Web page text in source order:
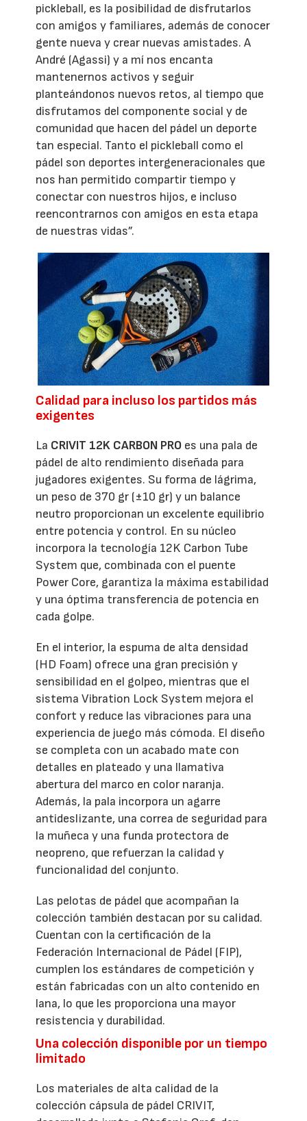
pickleball, es la posibilidad de disfrutarlos
con amigos y familiares, además de conocer
gente nueva y crear nuevas amistades. A
André (Agassi) y a mí nos encanta
mantenernos activos y seguir
planteándonos nuevos retos, al tiempo que
disfrutamos del componente social y de
comunidad que hacen del pádel un deporte
tan especial. Tanto el pickleball como el
pádel son deportes intergeneracionales que
nos han permitido compartir tiempo y
conectar con nuestros hijos, e incluso
reencontrarnos con amigos en esta etapa
de nuestras vidas”.
Calidad para incluso los partidos más
exigentes
La CRIVIT 12K CARBON PRO es una pala de
pádel de alto rendimiento diseñada para
jugadores exigentes. Su forma de lágrima,
un peso de 370 gr (±10 gr) y un balance
neutro proporcionan un excelente equilibrio
entre potencia y control. En su núcleo
incorpora la tecnología 12K Carbon Tube
System que, combinada con el puente
Power Core, garantiza la máxima estabilidad
y una óptima transferencia de potencia en
cada golpe.
En el interior, la espuma de alta densidad
(HD Foam) ofrece una gran precisión y
sensibilidad en el golpeo, mientras que el
sistema Vibration Lock System mejora el
confort y reduce las vibraciones para una
experiencia de juego más cómoda. El diseño
se completa con un acabado mate con
detalles en plateado y una llamativa
abertura del marco en color naranja.
Además, la pala incorpora un agarre
antideslizante, una correa de seguridad para
la muñeca y una funda protectora de
neopreno, que refuerzan la calidad y
funcionalidad del conjunto.
Las pelotas de pádel que acompañan la
colección también destacan por su calidad.
Cuentan con la certificación de la
Federación Internacional de Pádel (FIP),
cumplen los estándares de competición y
están fabricadas con un alto contenido en
lana, lo que les proporciona una mayor
resistencia y durabilidad.
Una colección disponible por un tiempo
limitado
Los materiales de alta calidad de la
colección cápsula de pádel CRIVIT,